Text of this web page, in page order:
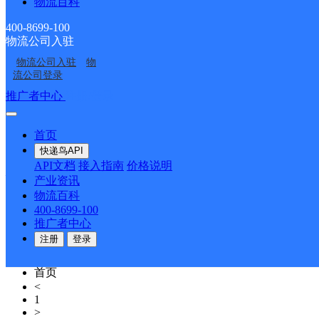
400-8699-100
物流公司入驻
物流公司入驻
物
流公司登录
推广者中心
首页
快递鸟API
API文档 接入指南 价格说明
产业资讯
物流百科
400-8699-100
推广者中心
注册 登录
县：苍梧县城、龙圩镇（含城南工业区）、梧州商贸学校。
通 负责人：何松芙 电话：0774-7299447 手机：
路、绣江路、西江路、西厚路、人民路、桥西路）。 河东区
天，长发镇：1天，广平镇：1天。
梧州蒙山县
派送范围:民主街、解放街、西街、永安街、光明街、德胜街
梧州苍梧县
中通快递 更多号码
派送范围:城南工业区，城西工业区，龙城路，苍梧大道，银
路，凤岭街，忠义街，龙华街，下廓街，广信路，红岭路，
学校，东到环城一级路，西到城西收费站） 大坡镇、新地镇
首页
<
1
>